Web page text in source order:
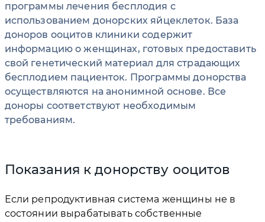
программы лечения бесплодия с
использованием донорских яйцеклеток. База
доноров ооцитов клиники содержит
информацию о женщинах, готовых предоставить
свой генетический материал для страдающих
бесплодием пациенток. Программы донорства
осуществляются на анонимной основе. Все
доноры соответствуют необходимым
требованиям.
Показания к донорству ооцитов
Если репродуктивная система женщины не в
состоянии вырабатывать собственные